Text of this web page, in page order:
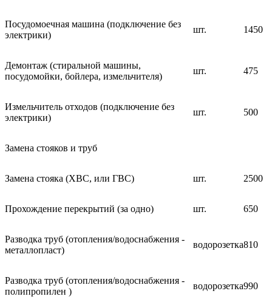
Посудомоечная машина (подключение без
электрики)
шт. 1450
Демонтаж (стиральной машины,
посудомойки, бойлера, измельчителя)
шт. 475
Измельчитель отходов (подключение без
электрики)
шт. 500
Замена стояков и труб
Замена стояка (ХВС, или ГВС) шт. 2500
Прохождение перекрытий (за одно) шт. 650
Разводка труб (отопления/водоснабжения -
металлопласт)
водорозетка810
Разводка труб (отопления/водоснабжения -
полипропилен )
водорозетка990